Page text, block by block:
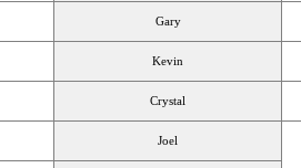
Gary
Kevin
Crystal
Joel